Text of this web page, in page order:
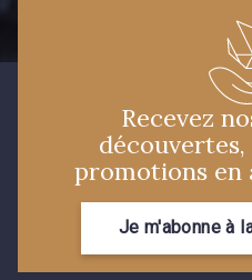
Recevez
promotions en
Je m'abonne à